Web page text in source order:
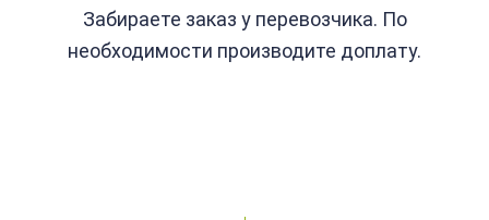
Забираете заказ у перевозчика. По
необходимости производите доплату.